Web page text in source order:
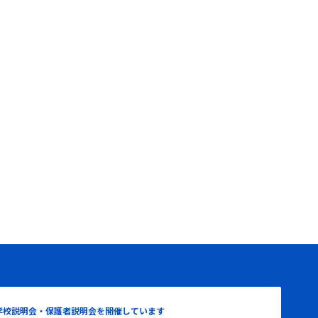
校説明会・保護者説明会を開催しています